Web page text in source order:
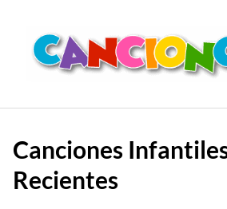
contenido
Canciones
Recientes